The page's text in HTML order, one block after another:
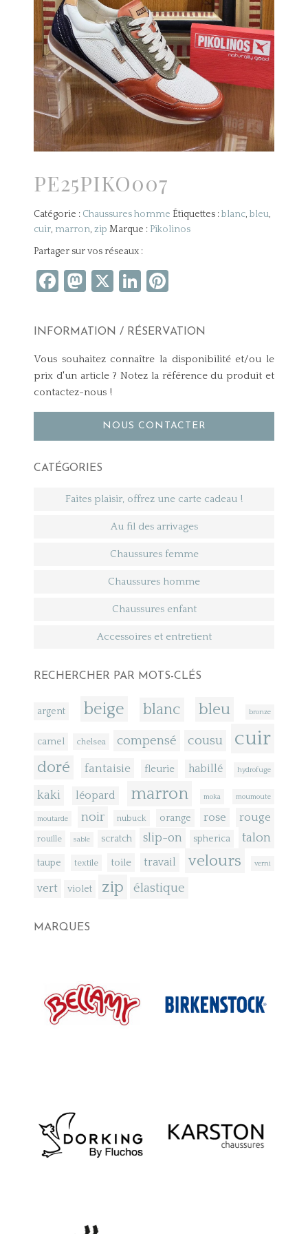
PE25PIKO007
Catégorie : Chaussures homme Étiquettes :blanc,bleu,
cuir, marron,zip Marque : Pikolinos
Partager sur vos réseaux :
Facebook
Mastodon
X LinkedIn
INFORMATION / RÉSERVATION
Vous souhaitez connaître la disponibilité et/ou le
prix d'un article ? Notez la référence du produit et
contactez-nous !
NOUS CONTACTER
CATÉGORIES
Faites plaisir, offrez une carte cadeau !
Au fil des arrivages
Chaussures femme
Chaussures homme
Chaussures enfant
Accessoires et entretient
RECHERCHER PAR MOTS-CLÉS
argent beige blanc bleu bronze
camel chelsea compensé cousu cuir
doré fantaisie fleurie habillé hydrofuge
kaki léopard marron moka moumoute
moutarde noir nubuck orange rose rouge
rouille sable scratch slip-on spherica talon
taupe textile toile travail velours verni
vert violet zip élastique
MARQUES